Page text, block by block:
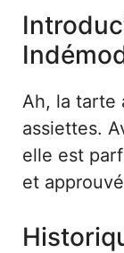
Ah, la tarte
assiettes.
elle est
et